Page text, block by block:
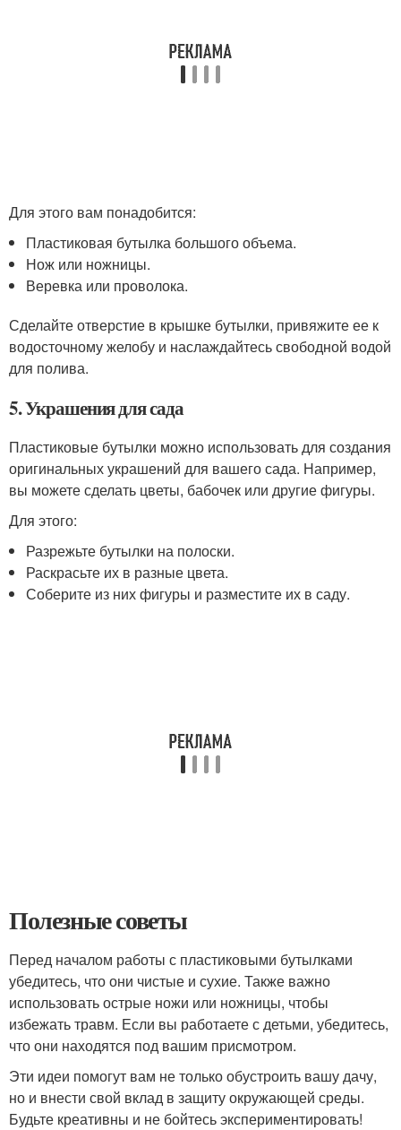
Для этого вам понадобится:
Пластиковая бутылка большого объема.
Нож или ножницы.
Веревка или проволока.
Сделайте отверстие в крышке бутылки, привяжите ее к
водосточному желобу и наслаждайтесь свободной водой
для полива.
5. Украшения для сада
Пластиковые бутылки можно использовать для создания
оригинальных украшений для вашего сада. Например,
вы можете сделать цветы, бабочек или другие фигуры.
Для этого:
Разрежьте бутылки на полоски.
Раскрасьте их в разные цвета.
Соберите из них фигуры и разместите их в саду.
Полезные советы
Перед началом работы с пластиковыми бутылками
убедитесь, что они чистые и сухие. Также важно
использовать острые ножи или ножницы, чтобы
избежать травм. Если вы работаете с детьми, убедитесь,
что они находятся под вашим присмотром.
Эти идеи помогут вам не только обустроить вашу дачу,
но и внести свой вклад в защиту окружающей среды.
Будьте креативны и не бойтесь экспериментировать!